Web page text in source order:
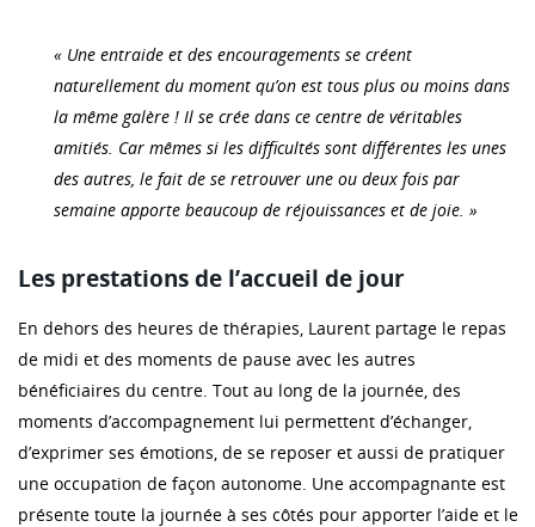
« Une entraide et des encouragements se créent
naturellement du moment qu’on est tous plus ou moins dans
la même galère ! Il se crée dans ce centre de véritables
amitiés. Car mêmes si les difficultés sont différentes les unes
des autres, le fait de se retrouver une ou deux fois par
semaine apporte beaucoup de réjouissances et de joie. »
Les prestations de l’accueil de jour
En dehors des heures de thérapies, Laurent partage le repas
de midi et des moments de pause avec les autres
bénéficiaires du centre. Tout au long de la journée, des
moments d’accompagnement lui permettent d’échanger,
d’exprimer ses émotions, de se reposer et aussi de pratiquer
une occupation de façon autonome. Une accompagnante est
présente toute la journée à ses côtés pour apporter l’aide et le